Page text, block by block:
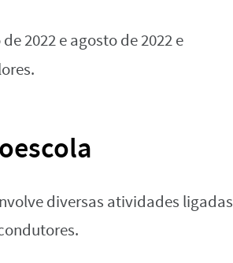
2022 e agosto de 2022 e
diversas atividades ligadas